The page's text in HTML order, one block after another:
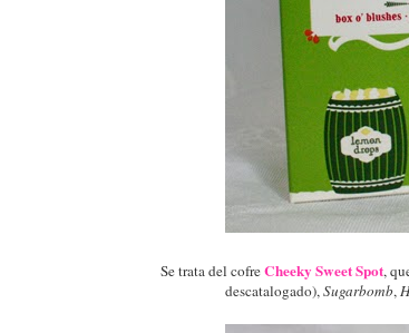
Se trata del cofreCheeky Sweet Spot,
descatalogado),Sugarbomb,